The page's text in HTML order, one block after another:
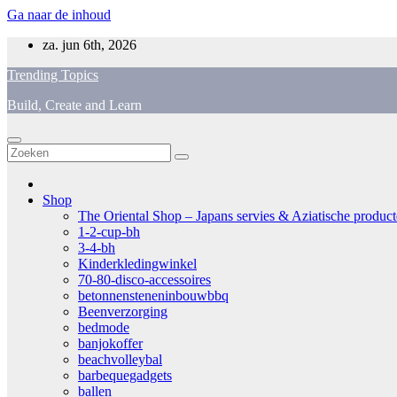
Ga naar de inhoud
za. jun 6th, 2026
Trending Topics
Build, Create and Learn
Shop
The Oriental Shop – Japans servies & Aziatische
1-2-cup-bh
3-4-bh
Kinderkledingwinkel
70-80-disco-accessoires
betonnensteneninbouwbbq
Beenverzorging
bedmode
banjokoffer
beachvolleybal
barbequegadgets
ballen